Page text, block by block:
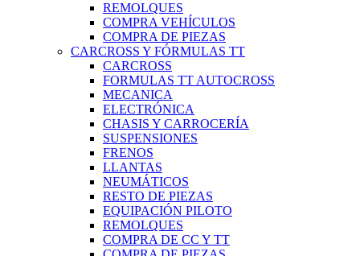
REMOLQUES
COMPRA VEHÍCULOS
COMPRA DE PIEZAS
CARCROSS Y FÓRMULAS TT
CARCROSS
FORMULAS TT AUTOCROSS
MECANICA
ELECTRÓNICA
CHASIS Y CARROCERÍA
SUSPENSIONES
FRENOS
LLANTAS
NEUMÁTICOS
RESTO DE PIEZAS
EQUIPACIÓN PILOTO
REMOLQUES
COMPRA DE CC Y TT